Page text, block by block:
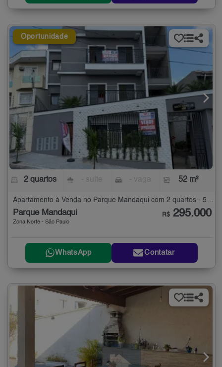
Oportunidade
2 quartos 52 m²
Parque Mandaqui
Zona Norte - São Paulo
R$ 295.000
WhatsApp Contatar